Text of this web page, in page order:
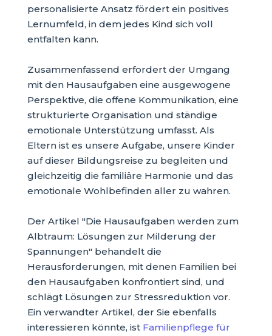
personalisierte Ansatz fördert ein positives
Lernumfeld, in dem jedes Kind sich voll
entfalten kann.
Zusammenfassend erfordert der Umgang
mit den Hausaufgaben eine ausgewogene
Perspektive, die offene Kommunikation, eine
strukturierte Organisation und ständige
emotionale Unterstützung umfasst. Als
Eltern ist es unsere Aufgabe, unsere Kinder
auf dieser Bildungsreise zu begleiten und
gleichzeitig die familiäre Harmonie und das
emotionale Wohlbefinden aller zu wahren.
Der Artikel "Die Hausaufgaben werden zum
Albtraum: Lösungen zur Milderung der
Spannungen" behandelt die
Herausforderungen, mit denen Familien bei
den Hausaufgaben konfrontiert sind, und
schlägt Lösungen zur Stressreduktion vor.
Ein verwandter Artikel, der Sie ebenfalls
interessieren könnte, ist Familienpflege für